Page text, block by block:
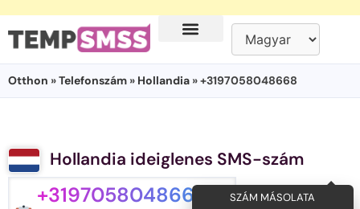
Otthon »Telefonszám » Hollandia » +3197058048668
Hollandia ideiglenes SMS-szám
+3197058048668 SZÁM MÁSOLATA